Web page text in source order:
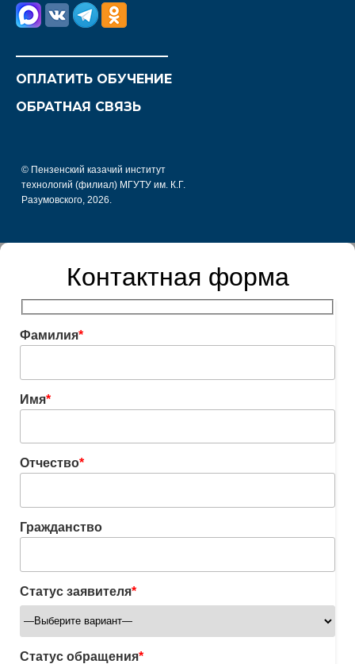
ОПЛАТИТЬ ОБУЧЕНИЕ
ОБРАТНАЯ СВЯЗЬ
© Пензенский казачий институт
технологий (филиал) МГУТУ им. К.Г.
Разумовского, 2026.
Контактная форма
Фамилия*
Имя*
Отчество*
Гражданство
Статус заявителя*
Статус обращения*